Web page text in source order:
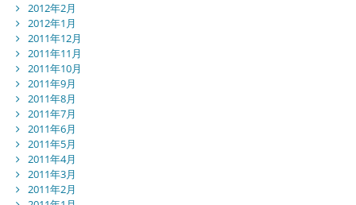
2012年2月
2012年1月
2011年12月
2011年11月
2011年10月
2011年9月
2011年8月
2011年7月
2011年6月
2011年5月
2011年4月
2011年3月
2011年2月